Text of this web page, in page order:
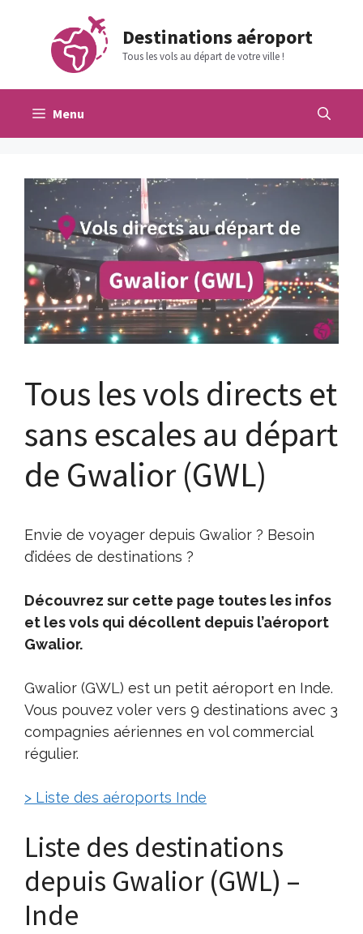
contenu
Destinations aéroport
Tous les vols au départ de votre ville !
Menu
Tous les vols directs et
sans escales au départ
de Gwalior (GWL)
Envie de voyager depuis Gwalior ? Besoin
d’idées de destinations ?
Découvrez sur cette page toutes les infos
et les vols qui décollent depuis l’aéroport
Gwalior.
Gwalior (GWL) est un petit aéroport en Inde.
Vous pouvez voler vers 9 destinations avec 3
compagnies aériennes en vol commercial
régulier.
> Liste des aéroports Inde
Liste des destinations
depuis Gwalior (GWL) –
Inde